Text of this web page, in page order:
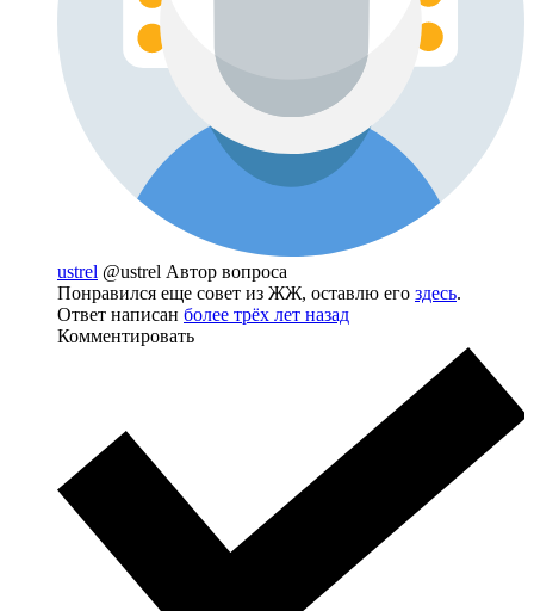
ustrel @ustrel Автор вопроса
Понравился еще совет из ЖЖ, оставлю его здесь.
Ответ написан более трёх лет назад
Комментировать